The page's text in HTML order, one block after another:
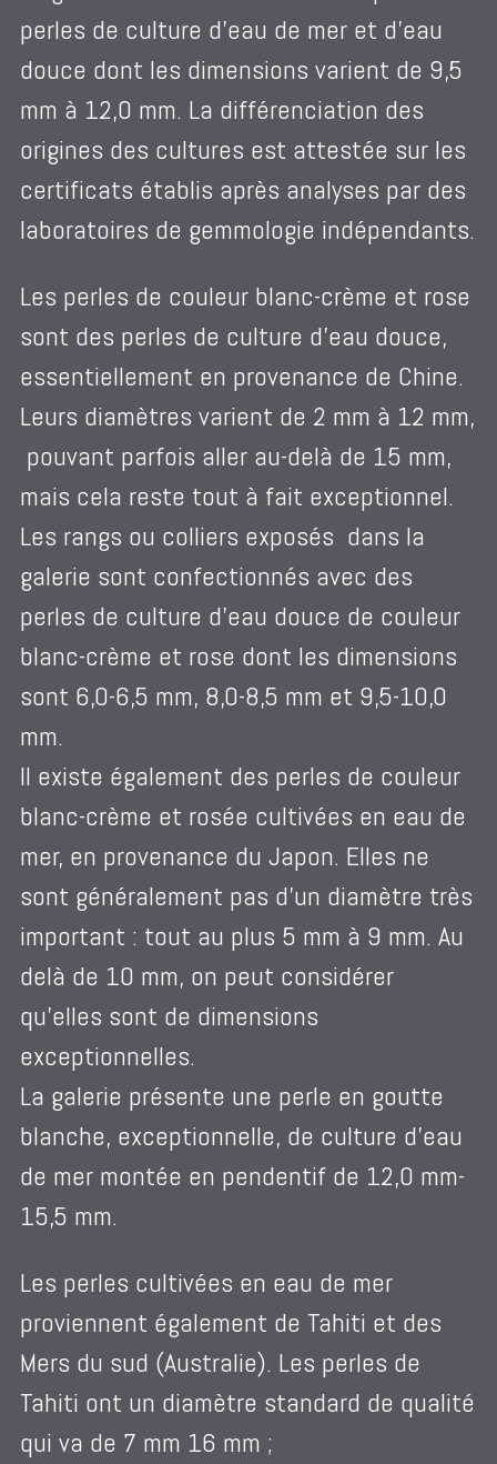
perles de culture d’eau de mer et d’eau
douce dont les dimensions varient de 9,5
mm à 12,0 mm. La différenciation des
origines des cultures est attestée sur les
certificats établis après analyses par des
laboratoires de gemmologie indépendants.
Les perles de couleur blanc-crème et rose
sont des perles de culture d’eau douce,
essentiellement en provenance de Chine.
Leurs diamètres varient de 2 mm à 12 mm,
pouvant parfois aller au-delà de 15 mm,
mais cela reste tout à fait exceptionnel.
Les rangs ou colliers exposés dans la
galerie sont confectionnés avec des
perles de culture d’eau douce de couleur
blanc-crème et rose dont les dimensions
sont 6,0-6,5 mm, 8,0-8,5 mm et 9,5-10,0
mm.
Il existe également des perles de couleur
blanc-crème et rosée cultivées en eau de
mer, en provenance du Japon. Elles ne
sont généralement pas d’un diamètre très
important : tout au plus 5 mm à 9 mm. Au
delà de 10 mm, on peut considérer
qu’elles sont de dimensions
exceptionnelles.
La galerie présente une perle en goutte
blanche, exceptionnelle, de culture d’eau
de mer montée en pendentif de 12,0 mm-
15,5 mm.
Les perles cultivées en eau de mer
proviennent également de Tahiti et des
Mers du sud (Australie). Les perles de
Tahiti ont un diamètre standard de qualité
qui va de 7 mm 16 mm ;